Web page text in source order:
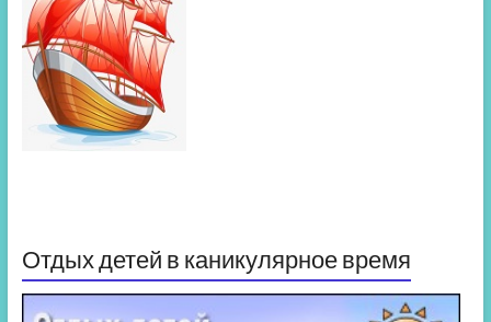
Отдых детей в каникулярное время